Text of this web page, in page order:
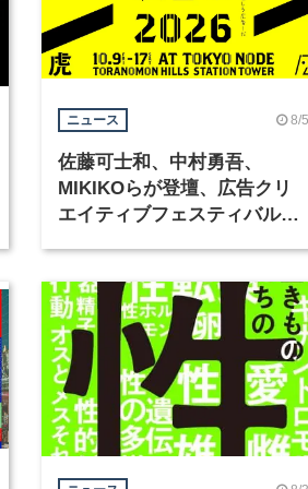
ニュース 8/5
佐藤可士和、中村勇吾、
MIKIKOらが登壇、広告クリ
エイティブフェスティバル